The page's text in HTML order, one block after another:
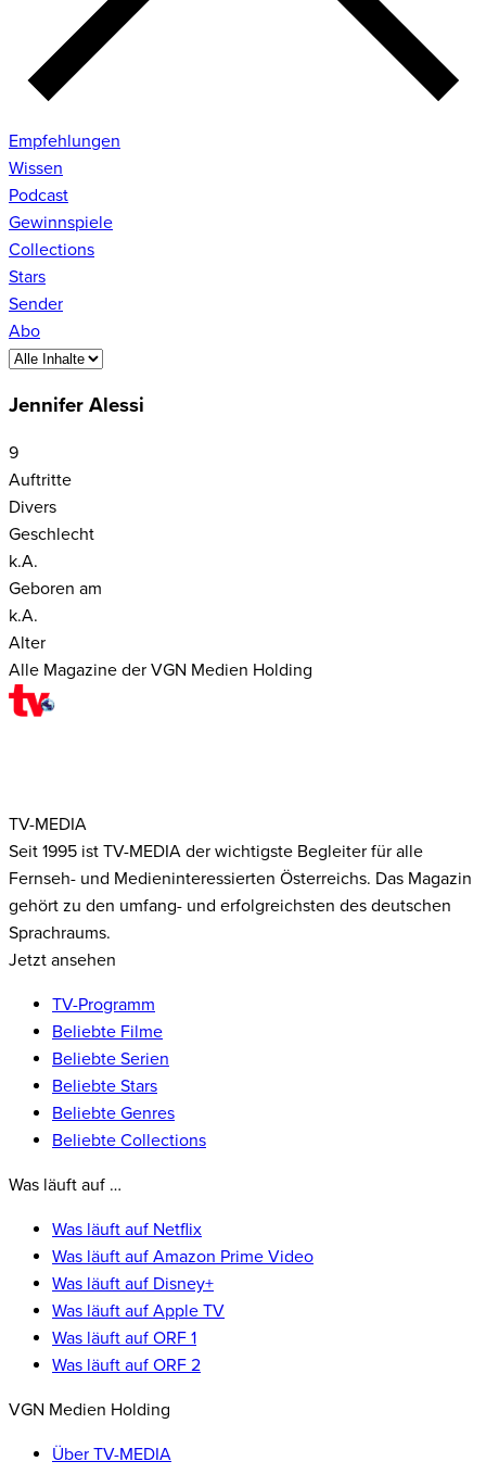
Empfehlungen
Wissen
Podcast
Gewinnspiele
Collections
Stars
Sender
Abo
Jennifer Alessi
9
Auftritte
Divers
Geschlecht
k.A.
Geboren am
k.A.
Alter
Alle Magazine der VGN Medien Holding
TV-MEDIA
Seit 1995 ist TV-MEDIA der wichtigste Begleiter für alle
Fernseh- und Medieninteressierten Österreichs. Das Magazin
gehört zu den umfang- und erfolgreichsten des deutschen
Sprachraums.
Jetzt ansehen
TV-Programm
Beliebte Filme
Beliebte Serien
Beliebte Stars
Beliebte Genres
Beliebte Collections
Was läuft auf …
Was läuft auf Netflix
Was läuft auf Amazon Prime Video
Was läuft auf Disney+
Was läuft auf Apple TV
Was läuft auf ORF 1
Was läuft auf ORF 2
VGN Medien Holding
Über TV-MEDIA